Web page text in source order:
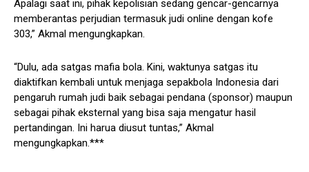
Apalagi saat ini, pihak kepolisian sedang gencar-gencarnya
memberantas perjudian termasuk judi online dengan kofe
303,” Akmal mengungkapkan.
“Dulu, ada satgas mafia bola. Kini, waktunya satgas itu
diaktifkan kembali untuk menjaga sepakbola Indonesia dari
pengaruh rumah judi baik sebagai pendana (sponsor) maupun
sebagai pihak eksternal yang bisa saja mengatur hasil
pertandingan. Ini harua diusut tuntas,” Akmal
mengungkapkan.***